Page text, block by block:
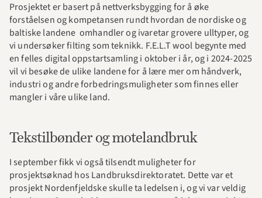
Prosjektet er basert på nettverksbygging for å øke
forståelsen og kompetansen rundt hvordan de nordiske og
baltiske landene  omhandler og ivaretar grovere ulltyper, og
vi undersøker filting som teknikk. F.E.L.T wool begynte med
en felles digital oppstartsamling i oktober i år, og i 2024-2025
vil vi besøke de ulike landene for å lære mer om håndverk,
industri og andre forbedringsmuligheter som finnes eller
mangler i våre ulike land.
Tekstilbønder og motelandbruk
I september fikk vi også tilsendt muligheter for
prosjektsøknad hos Landbruksdirektoratet. Dette var et
prosjekt Nordenfjeldske skulle ta ledelsen i, og vi var veldig